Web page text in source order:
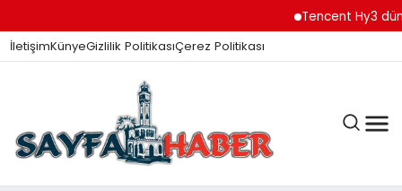
Tencent Hy3 dünya
İletişimKünyeGizlilik PolitikasıÇerez Politikası